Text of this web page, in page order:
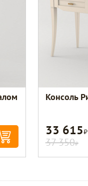
Консоль
33 615Р
37 350Р